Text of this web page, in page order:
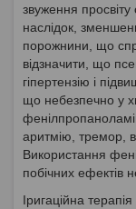
звуження
наслідок,
порожнини, що
відзначити, що
гіпертензію і
що небезпечно у
аритмію, тремор,
Використання
побічних ефектів
Іригаційна